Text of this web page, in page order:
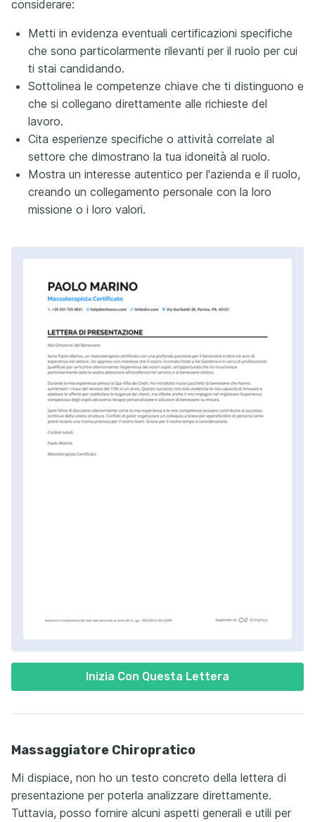
Inizia Con Questa Lettera
considerare:
Metti in evidenza eventuali certificazioni specifiche
che sono particolarmente rilevanti per il ruolo per cui
ti stai candidando.
Sottolinea le competenze chiave che ti distinguono e
che si collegano direttamente alle richieste del
lavoro.
Cita esperienze specifiche o attività correlate al
settore che dimostrano la tua idoneità al ruolo.
Mostra un interesse autentico per l'azienda e il ruolo,
creando un collegamento personale con la loro
missione o i loro valori.
Massaggiatore Chiropratico
Mi dispiace, non ho un testo concreto della lettera di
presentazione per poterla analizzare direttamente.
Tuttavia, posso fornire alcuni aspetti generali e utili per